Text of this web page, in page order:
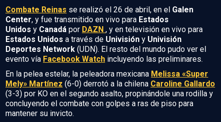
Combate Reinas se realizó el 26 de abril, en el Galen
Center, y fue transmitido en vivo para Estados
Unidos y Canadá por DAZN , y en televisión en vivo para
Estados Unidos a través de Univisión y Univisión
Deportes Network (UDN). El resto del mundo pudo ver el
evento vía Facebook Watch incluyendo las preliminares.
En la pelea estelar, la peleadora mexicana Melissa «Super
Mely» Martínez (6-0) derrotó a la chilena Caroline Gallardo
(3-3) por KO en el segundo asalto, propinándole una rodilla y
concluyendo el combate con golpes a ras de piso para
mantener su invicto.